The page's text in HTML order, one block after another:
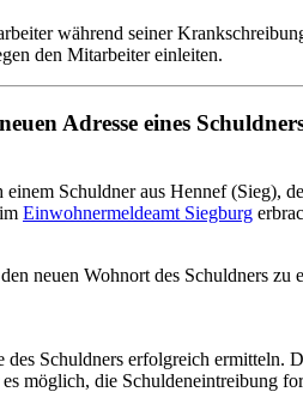
während seiner
den Mitarbeiter einleiten.
Adresse eines
Schuldner aus Hennef (Sieg),
Einwohnermeldeamt Siegburg
neuen Wohnort des Schuldners
Schuldners erfolgreich
möglich, die Schuldeneintreibung